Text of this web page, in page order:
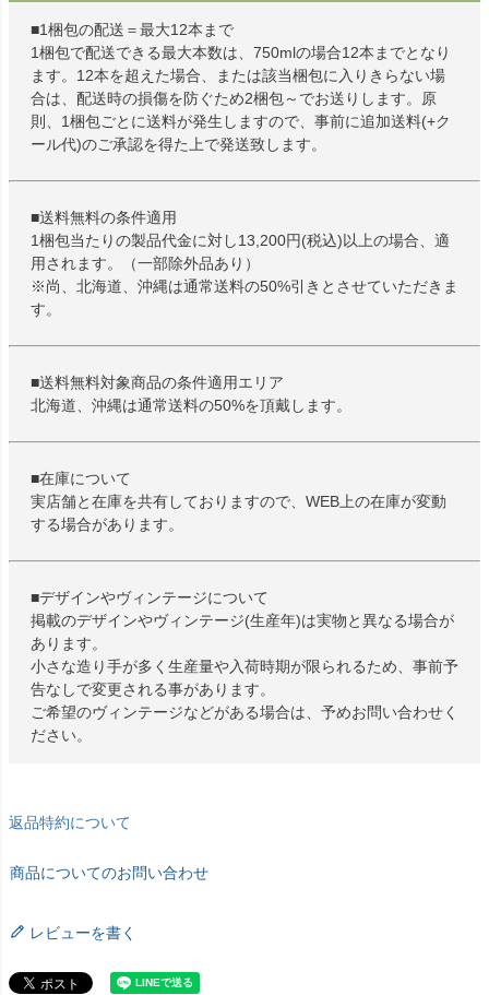
■1梱包の配送＝最大12本まで
1梱包で配送できる最大本数は、750mlの場合12本までとなり
ます。12本を超えた場合、または該当梱包に入りきらない場
合は、配送時の損傷を防ぐため2梱包～でお送りします。原
則、1梱包ごとに送料が発生しますので、事前に追加送料(+ク
ール代)のご承認を得た上で発送致します。
■送料無料の条件適用
1梱包当たりの製品代金に対し13,200円(税込)以上の場合、適
用されます。（一部除外品あり）
※尚、北海道、沖縄は通常送料の50%引きとさせていただきま
す。
■送料無料対象商品の条件適用エリア
北海道、沖縄は通常送料の50%を頂戴します。
■在庫について
実店舗と在庫を共有しておりますので、WEB上の在庫が変動
する場合があります。
■デザインやヴィンテージについて
掲載のデザインやヴィンテージ(生産年)は実物と異なる場合が
あります。
小さな造り手が多く生産量や入荷時期が限られるため、事前予
告なしで変更される事があります。
ご希望のヴィンテージなどがある場合は、予めお問い合わせく
ださい。
返品特約について
商品についてのお問い合わせ
レビューを書く